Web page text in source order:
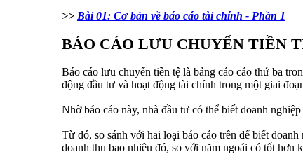
>> Bài 01: Cơ bản về báo cáo tài chính - Phần 1
BÁO CÁO LƯU CHUYỂN TIỀN
Báo cáo lưu chuyển tiền tệ là bảng cáo cáo thứ ba
động đầu tư và hoạt động tài chính trong một giai
Nhờ báo cáo này, nhà đầu tư có thể biết doanh
Từ đó, so sánh với hai loại báo cáo trên để biết
doanh thu bao nhiêu đó, so với năm ngoái có tốt hơn